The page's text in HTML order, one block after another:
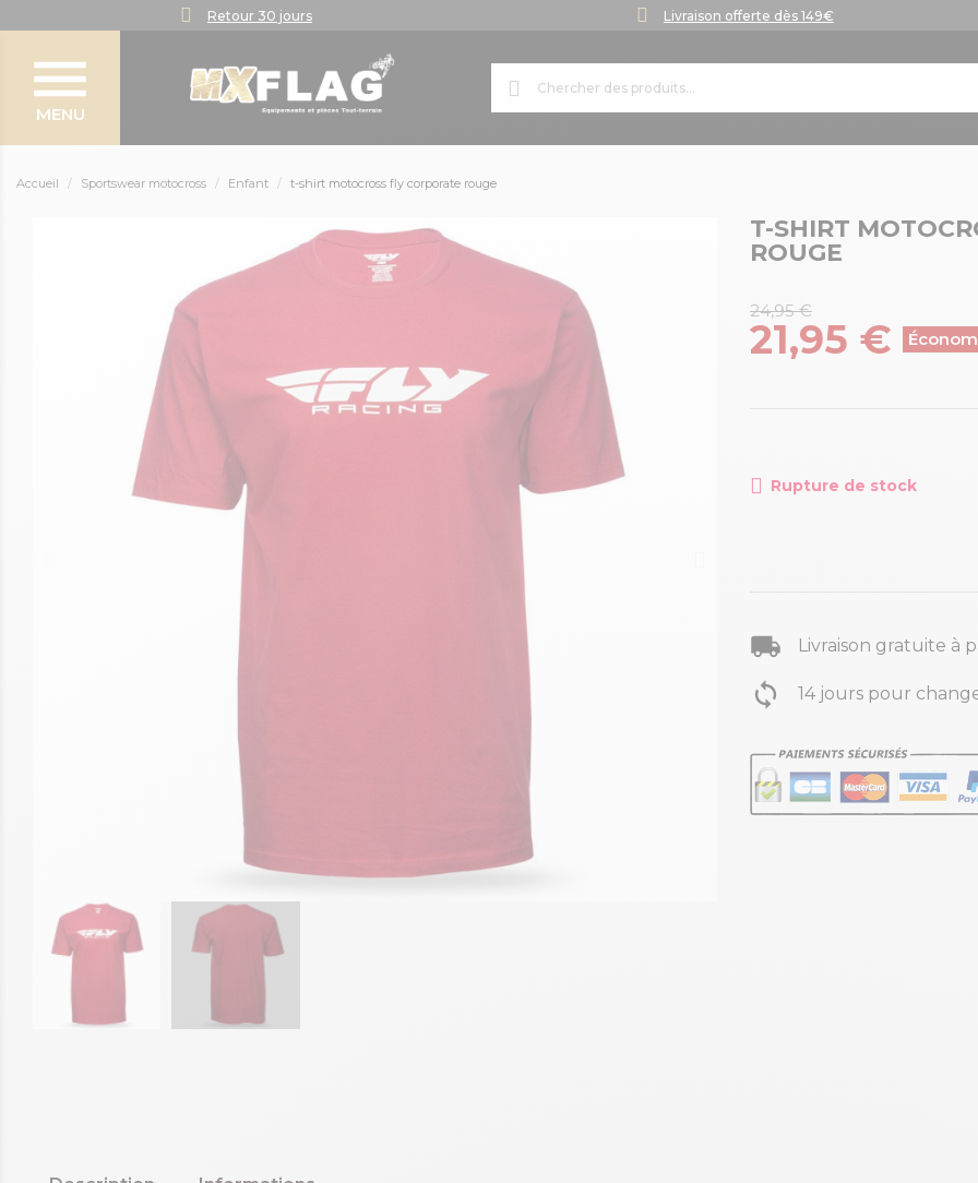
Retour 30 jours Livraison offerte dès 149€
MENU
Accueil Sportswear motocross Enfant t-shirt motocross fly corporate rouge
T-SHIRT
ROUGE
24,95 €
21,95 €
Rupture de stock
Livraison gratuite à
14 jours pour